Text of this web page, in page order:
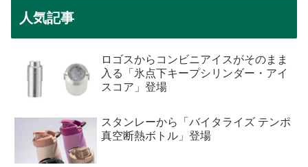
人気記事
ロゴスからコンビニアイスがそのまま
入る「氷点下キープシリンダー・アイ
スコア」登場
スタンレーから「バイタライズ テンポ
真空断熱ボトル」登場